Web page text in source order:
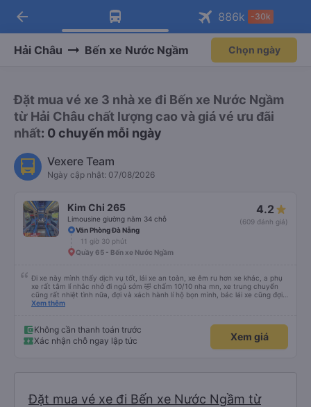
Tải app Vexere ngay!
Nhận ưu đãi thành viên độc
Mở app
Tải app Vexere
-30k/ghế khi đặt vé máy bay qua
Mở app
arrow_back 886k -30k
Hải Châu Bến xe Nước Ngầm Chọn ngày
Đặt mua vé xe 3 nhà xe đi Bến xe Nước Ngầm
từ Hải Châu chất lượng cao và giá vé ưu đãi
nhất: 0 chuyến mỗi ngày
Vexere Team
Ngày cập nhật: 07/08/2026
Kim Chi 265
Limousine giường nằm 34 chỗ
4.2
(609 đánh giá)
Văn Phòng Đà Nẵng
11 giờ 30 phút
Quầy 65 - Bến xe Nước Ngầm
Đi xe này mình thấy dịch vụ tốt, lái xe an toàn, xe êm ru hơn xe khác, a phụ
xe rất tâm lí nhắc nhở đi ngủ sớm 🤣 chấm 10/10 nha mn, xe trung chuyển
cũng rất nhiệt tình nữa, đợi và xách hành lí hộ bọn mình, bác lái xe cũng đợi
mn đi vệ sinh xong mới đi chứ ko vội vàng mắng khách như xe khác, nên đi
thấy thế
Xem thêm
Không cần thanh toán trước
Xác nhận chỗ ngay lập tức
Xem giá
Đặt mua vé xe đi Bến xe Nước Ngầm từ